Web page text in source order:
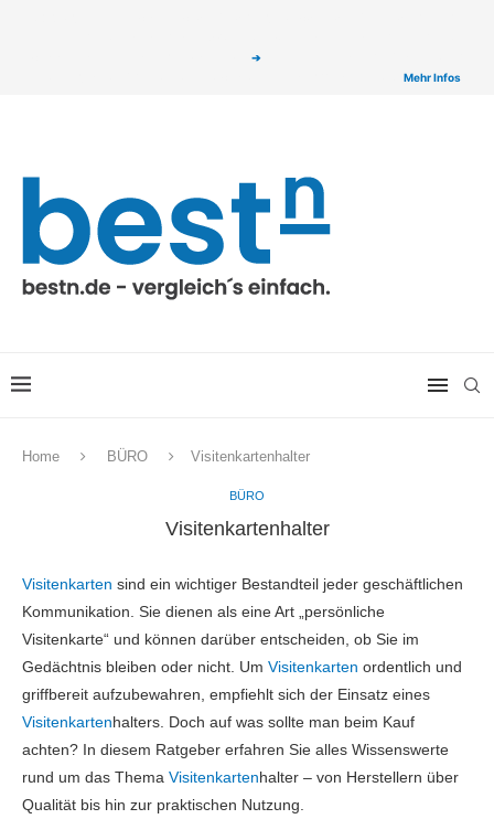
➔
Mehr Infos
Home BÜRO Visitenkartenhalter
BÜRO
Visitenkartenhalter
Visitenkarten sind ein wichtiger Bestandteil jeder geschäftlichen
Kommunikation. Sie dienen als eine Art „persönliche
Visitenkarte“ und können darüber entscheiden, ob Sie im
Gedächtnis bleiben oder nicht. Um Visitenkarten ordentlich und
griffbereit aufzubewahren, empfiehlt sich der Einsatz eines
Visitenkartenhalters. Doch auf was sollte man beim Kauf
achten? In diesem Ratgeber erfahren Sie alles Wissenswerte
rund um das Thema Visitenkartenhalter – von Herstellern über
Qualität bis hin zur praktischen Nutzung.